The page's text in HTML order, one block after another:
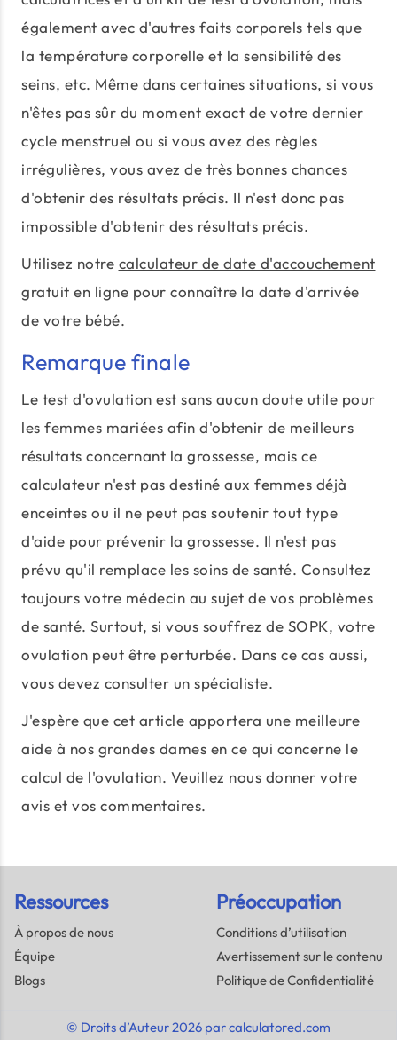
également avec d'autres faits corporels tels que
la température corporelle et la sensibilité des
seins, etc. Même dans certaines situations, si vous
n'êtes pas sûr du moment exact de votre dernier
cycle menstruel ou si vous avez des règles
irrégulières, vous avez de très bonnes chances
d'obtenir des résultats précis. Il n'est donc pas
impossible d'obtenir des résultats précis.
Utilisez notre calculateur de date d'accouchement
gratuit en ligne pour connaître la date d'arrivée
de votre bébé.
Remarque finale
Le test d'ovulation est sans aucun doute utile pour
les femmes mariées afin d'obtenir de meilleurs
résultats concernant la grossesse, mais ce
calculateur n'est pas destiné aux femmes déjà
enceintes ou il ne peut pas soutenir tout type
d'aide pour prévenir la grossesse. Il n'est pas
prévu qu'il remplace les soins de santé. Consultez
toujours votre médecin au sujet de vos problèmes
de santé. Surtout, si vous souffrez de SOPK, votre
ovulation peut être perturbée. Dans ce cas aussi,
vous devez consulter un spécialiste.
J'espère que cet article apportera une meilleure
aide à nos grandes dames en ce qui concerne le
calcul de l'ovulation. Veuillez nous donner votre
avis et vos commentaires.
Ressources
À propos de nous
Équipe
Blogs
Préoccupation
Conditions d’utilisation
Avertissement sur le contenu
Politique de Confidentialité
© Droits d’Auteur 2026 par calculatored.com